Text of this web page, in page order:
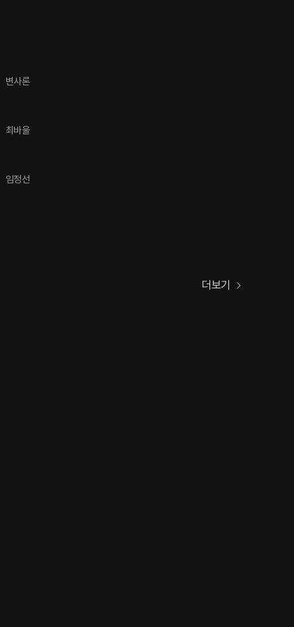
변사론
최바울
임정선
더보기